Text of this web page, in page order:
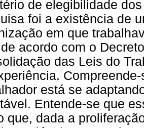
de elegibilidade
foi a existência de
em que
acordo com o
das Leis do
está se
Entende-se que
que, dada a